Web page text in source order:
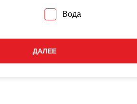
Вода
ДАЛЕЕ